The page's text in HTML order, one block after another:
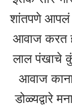
शांतपणे आपलं
आवाज करत
लाल पंखाचे
आवाज
डोळ्यद्वारे